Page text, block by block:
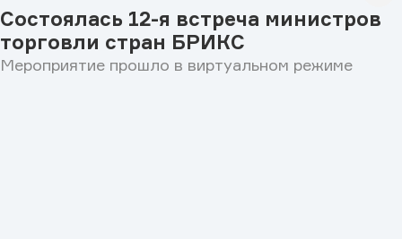
Состоялась 12-я встреча министров
торговли стран БРИКС
Мероприятие прошло в виртуальном режиме